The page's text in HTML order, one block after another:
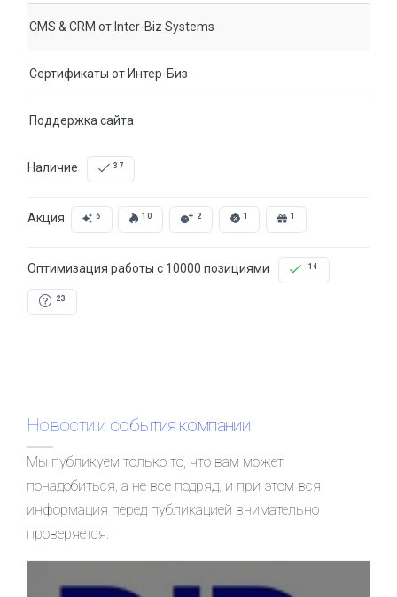
CMS & CRM от Inter-Biz Systems
Сертификаты от Интер-Биз
Поддержка сайта
Наличие 37
Акция 6 10 2 1 1
Оптимизация работы с 10000 позициями 14
23
Новости и события компании
Мы публикуем только то, что вам может
понадобиться, а не все подряд, и при этом вся
информация перед публикацией внимательно
проверяется.